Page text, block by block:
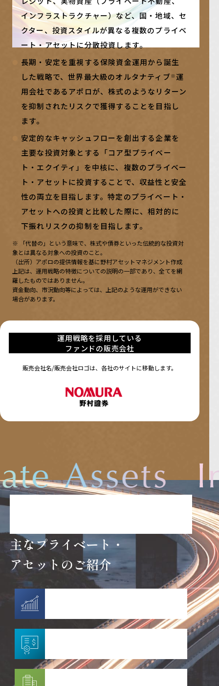
インフラストラクチャー）など、国・地域、セ
クター、投資スタイルが異なる複数のプライベ
ート・アセットに分散投資します。
長期・安定を重視する保険資金運用から誕生
した戦略で、世界最大級のオルタナティブ※運
用会社であるアポロが、株式のようなリターン
を抑制されたリスクで獲得することを目指し
ます。
安定的なキャッシュフローを創出する企業を
主要な投資対象とする「コア型プライベー
ト・エクイティ」を中核に、複数のプライベー
ト・アセットに投資することで、収益性と安全
性の両立を目指します。特定のプライベート・
アセットへの投資と比較した際に、相対的に
下振れリスクの抑制を目指します。
※ 「代替の」という意味で、株式や債券といった伝統的な投資対
象とは異なる対象への投資のこと。
（出所）アポロの提供情報を基に野村アセットマネジメント作成
上記は、運用戦略の特徴についての説明の一部であり、全てを網
羅したものではありません。
資金動向、市況動向等によっては、上記のような運用ができない
場合があります。
運用戦略を採用している
ファンドの販売会社
販売会社名/販売会社ロゴは、各社のサイトに移動します。
主なプライベート・
アセットのご紹介